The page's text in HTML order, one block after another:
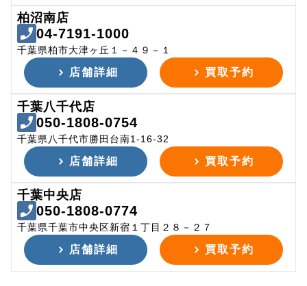
柏沼南店
04-7191-1000
千葉県柏市大津ヶ丘１－４９－１
店舗詳細 買取予約
千葉八千代店
050-1808-0754
千葉県八千代市勝田台南1-16-32
店舗詳細 買取予約
千葉中央店
050-1808-0774
千葉県千葉市中央区新宿１丁目２８－２７
店舗詳細 買取予約